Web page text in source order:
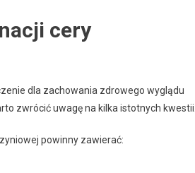
cery
dla zachowania zdrowego wyglądu
zwrócić uwagę na kilka istotnych kwestii.
powinny zawierać: